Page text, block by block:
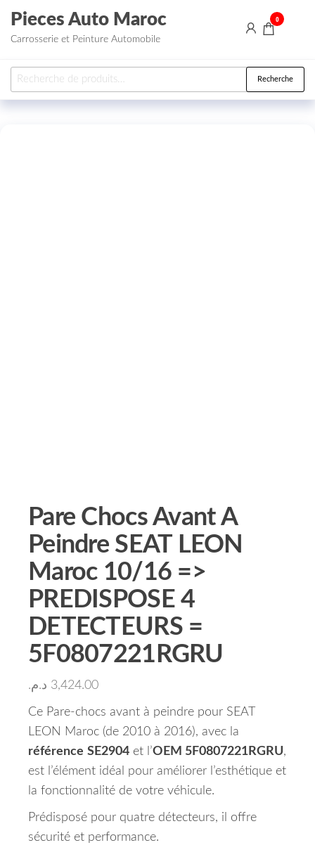
Aller au contenu
Pieces Auto Maroc
Carrosserie et Peinture Automobile
0
Recherche pour : Recherche
Pare Chocs Avant A
Peindre SEAT LEON
Maroc 10/16 =>
PREDISPOSE 4
DETECTEURS =
5F0807221RGRU
3,424.00 د.م.
Ce Pare-chocs avant à peindre pour SEAT
LEON Maroc (de 2010 à 2016), avec la
référence SE2904 et l’OEM 5F0807221RGRU,
est l’élément idéal pour améliorer l’esthétique et
la fonctionnalité de votre véhicule.
Prédisposé pour quatre détecteurs, il offre
sécurité et performance.